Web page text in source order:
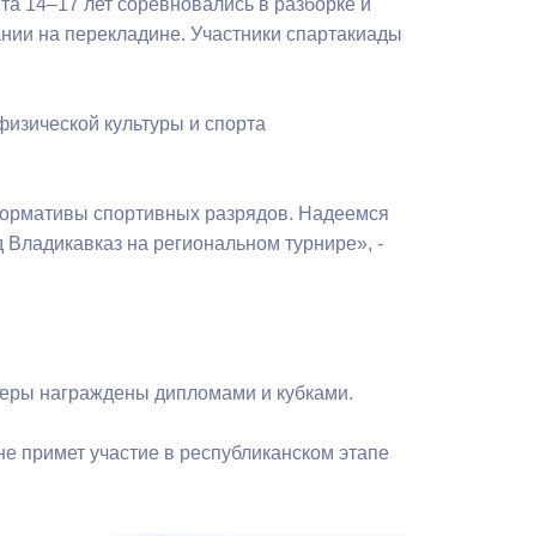
Бесплатная юридическая помощь
14–17 лет соревновались в разборке и
на перекладине. Участники спартакиады
культуры и спорта
спортивных разрядов. Надеемся
Владикавказ на региональном турнире», -
награждены дипломами и кубками.
участие в республиканском этапе